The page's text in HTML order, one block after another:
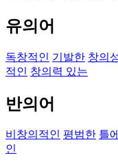
유의어
독창적인 기발한 창의
적인 창의력 있는
반의어
비창의적인 평범한 틀
인